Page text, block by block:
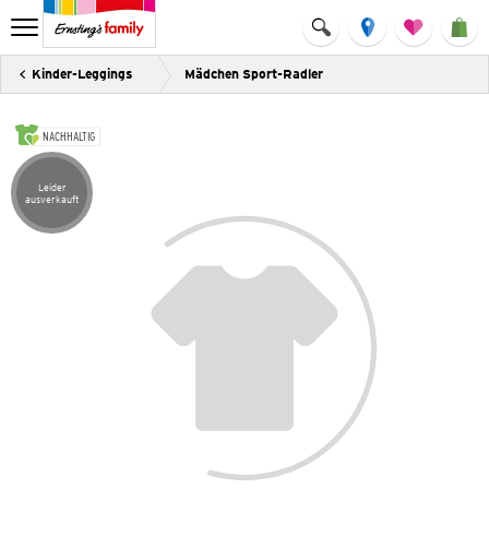
Kinder-Leggings Mädchen Sport-Radler
NACHHALTIG
Artikel leider ausverkauft
Leider
ausverkauft